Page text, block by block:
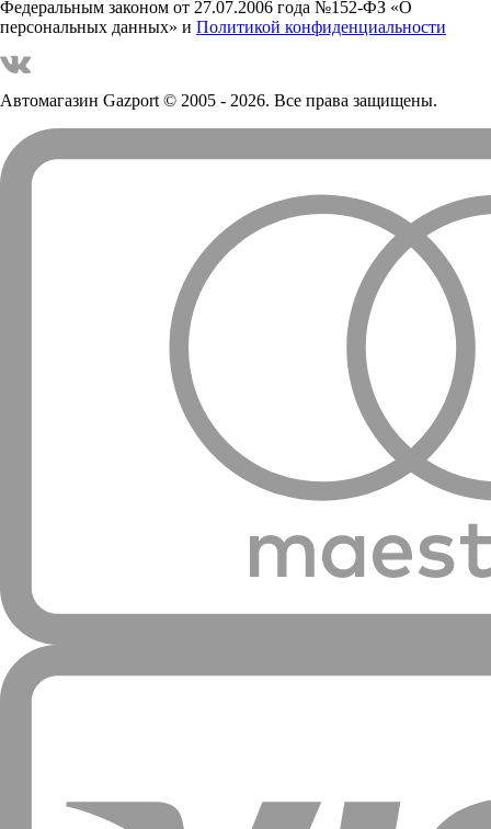
Федеральным законом от 27.07.2006 года №152-ФЗ «О
персональных данных» и Политикой конфиденциальности
Автомагазин Gazport© 2005 - 2026. Все права защищены.